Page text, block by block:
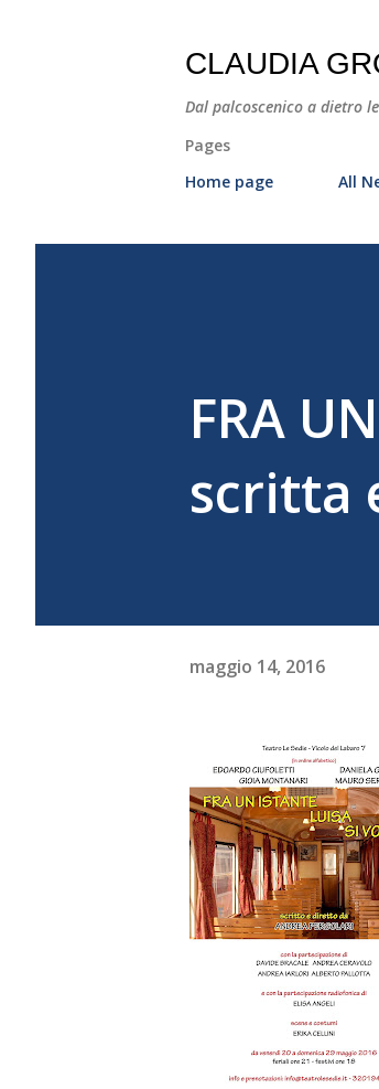
CLAUDIA
Dal palcoscenico a dietro
Pages
Home page
All
FRA
scritta
maggio 14, 2016